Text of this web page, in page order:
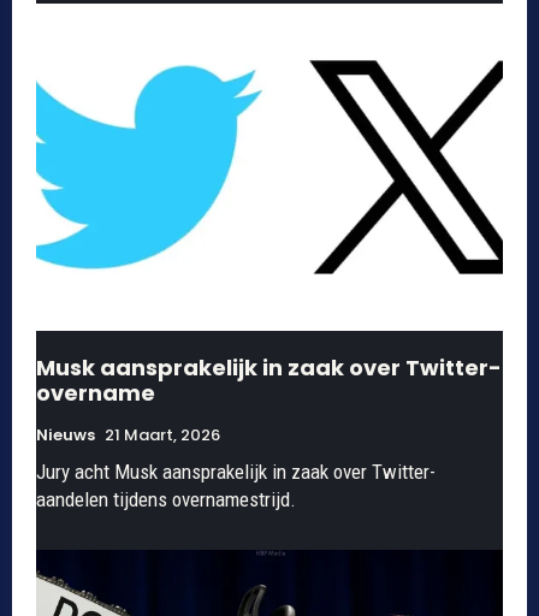
Musk aansprakelijk in zaak over Twitter-
overname
Nieuws 21 Maart, 2026
Jury acht Musk aansprakelijk in zaak over Twitter-
aandelen tijdens overnamestrijd.